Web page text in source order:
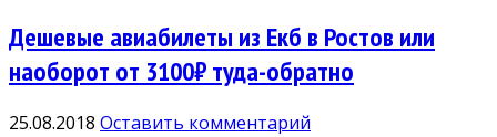
Дешевые авиабилеты из Екб в Ростов или
наоборот от 3100₽ туда-обратно
25.08.2018 Оставить комментарий